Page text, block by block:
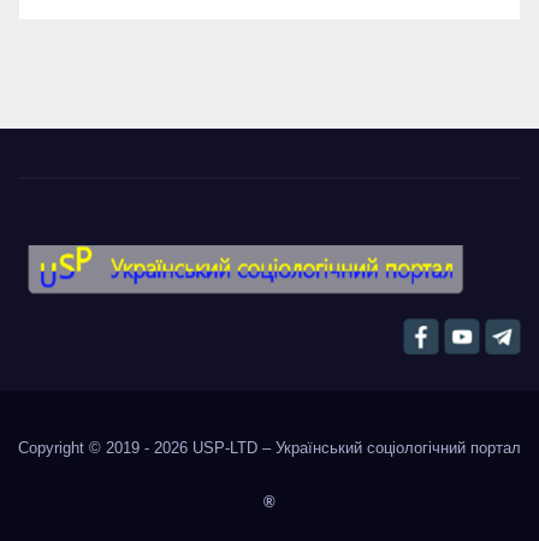
Copyright © 2019 - 2026 USP-LTD – Український соціологічний портал
®